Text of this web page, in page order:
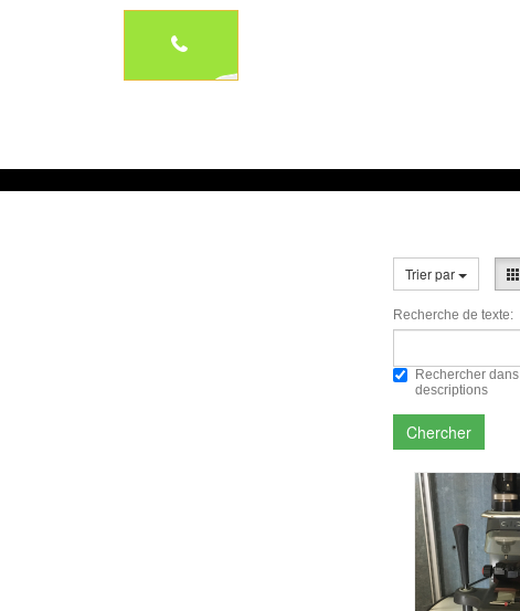

Trier par
Recherche de texte:
Rechercher
descriptions
Chercher